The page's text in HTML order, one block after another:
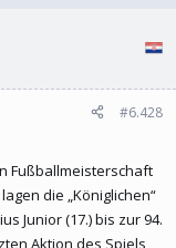
#6.428
Fußballmeisterschaft
die „Königlichen“
Junior (17.) bis zur 94.
Aktion des Spiels